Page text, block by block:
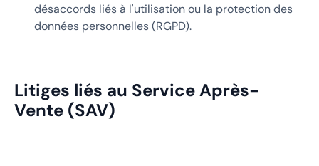
désaccords liés à l'utilisation ou la protection des
données personnelles (RGPD).
Litiges liés au Service Après-
Vente (SAV)